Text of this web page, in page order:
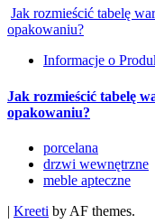
Jak rozmieścić tabelę
opakowaniu?
Informacje o
Jak rozmieścić tabelę
opakowaniu?
porcelana
drzwi wewnętrzne
meble apteczne
| Kreeti by AF themes.